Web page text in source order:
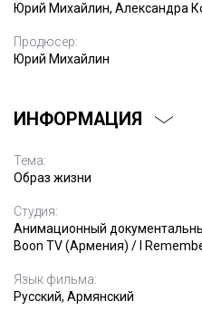
Юрий Михайлин, Александра
Продюсер:
Юрий Михайлин
ИНФОРМАЦИЯ
Тема:
Образ жизни
Студия:
Анимационный
Boon TV (Армения) / I
Язык фильма:
Русский, Армянский